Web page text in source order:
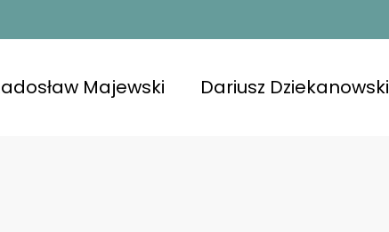
Majewski Dariusz Dziekanowski